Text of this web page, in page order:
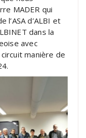
MADER qui
d’ALBI et
dans la
avec
manière de